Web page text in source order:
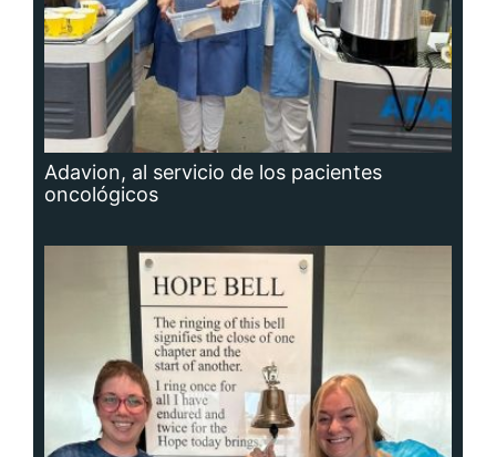
Adavion, al servicio de los pacientes
oncológicos